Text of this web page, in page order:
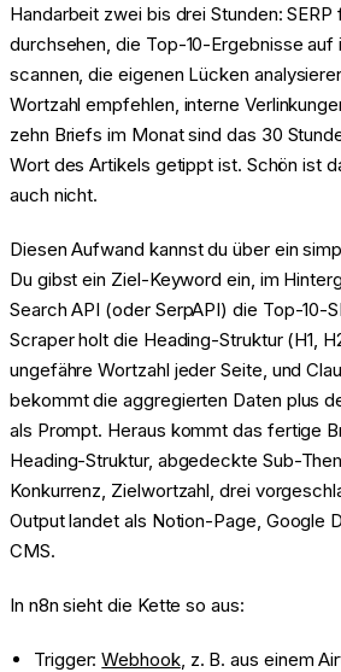
Handarbeit zwei bis drei Stunden:
durchsehen, die Top-10-Ergebnisse auf
scannen, die eigenen Lücken
Wortzahl empfehlen, interne
zehn Briefs im Monat sind das 30
Wort des Artikels getippt ist. Schön ist
auch nicht.
Diesen Aufwand kannst du über ein
Du gibst ein Ziel-Keyword ein, im
Search API (oder SerpAPI) die Top-10-
Scraper holt die Heading-Struktur (H1,
ungefähre Wortzahl jeder Seite, und
bekommt die aggregierten Daten plus
als Prompt. Heraus kommt das fertige
Heading-Struktur, abgedeckte Sub-
Konkurrenz, Zielwortzahl, drei
Output landet als Notion-Page, Google
CMS.
In n8n sieht die Kette so aus:
Trigger:Webhook, z. B. aus einem